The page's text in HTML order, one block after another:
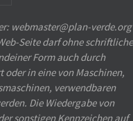
webmaster@plan-verde.org
Seite darf ohne schriftliche
Form auch durch
in eine von Maschinen,
verwendbaren
Die Wiedergabe von
sonstigen Kennzeichen auf